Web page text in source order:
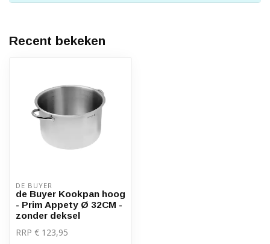
Recent bekeken
DE BUYER
de Buyer Kookpan hoog
- Prim Appety Ø 32CM -
zonder deksel
RRP € 123,95